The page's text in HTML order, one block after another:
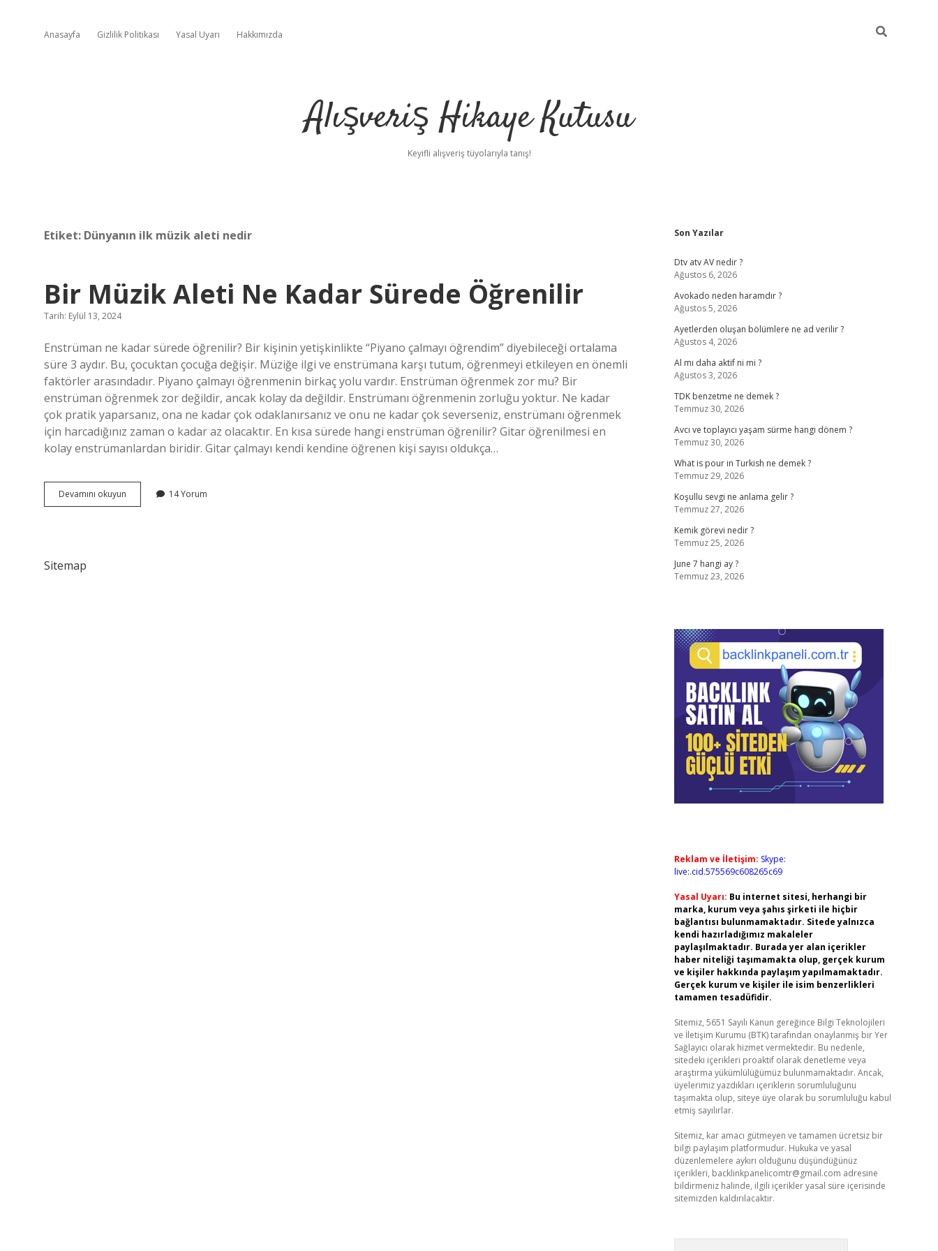
Anasayfa Gizlilik Politikası Yasal Uyarı Hakkımızda
Alışveriş Hikaye Kutusu
Keyifli alışveriş tüyolarıyla tanış!
Etiket: Dünyanın ilk müzik aleti nedir
Bir Müzik Aleti Ne Kadar Sürede Öğrenilir
Tarih: Eylül 13, 2024
Enstrüman ne kadar sürede öğrenilir? Bir kişinin yetişkinlikte “Piyano çalmayı öğrendim” diyebileceği ortalama
süre 3 aydır. Bu, çocuktan çocuğa değişir. Müziğe ilgi ve enstrümana karşı tutum, öğrenmeyi etkileyen en önemli
faktörler arasındadır. Piyano çalmayı öğrenmenin birkaç yolu vardır. Enstrüman öğrenmek zor mu? Bir
enstrüman öğrenmek zor değildir, ancak kolay da değildir. Enstrümanı öğrenmenin zorluğu yoktur. Ne kadar
çok pratik yaparsanız, ona ne kadar çok odaklanırsanız ve onu ne kadar çok severseniz, enstrümanı öğrenmek
için harcadığınız zaman o kadar az olacaktır. En kısa sürede hangi enstrüman öğrenilir? Gitar öğrenilmesi en
kolay enstrümanlardan biridir. Gitar çalmayı kendi kendine öğrenen kişi sayısı oldukça…
Devamını okuyun
Müzik
14 Yorum
Sitemap
Sidebar
Son Yazılar
Dtv atv AV nedir ?
Ağustos 6, 2026
Avokado neden haramdır ?
Ağustos 5, 2026
Ayetlerden oluşan bölümlere ne ad verilir ?
Ağustos 4, 2026
Al mı daha aktif ni mi ?
Ağustos 3, 2026
TDK benzetme ne demek ?
Temmuz 30, 2026
Avcı ve toplayıcı yaşam sürme hangi dönem ?
Temmuz 30, 2026
What is pour in Turkish ne demek ?
Temmuz 29, 2026
Koşullu sevgi ne anlama gelir ?
Temmuz 27, 2026
Kemik görevi nedir ?
Temmuz 25, 2026
June 7 hangi ay ?
Temmuz 23, 2026
Reklam ve İletişim: Skype:
live:.cid.575569c608265c69
Yasal Uyarı: Bu internet sitesi, herhangi bir
marka, kurum veya şahıs şirketi ile hiçbir
bağlantısı bulunmamaktadır. Sitede yalnızca
kendi hazırladığımız makaleler
paylaşılmaktadır. Burada yer alan içerikler
haber niteliği taşımamakta olup, gerçek kurum
ve kişiler hakkında paylaşım yapılmamaktadır.
Gerçek kurum ve kişiler ile isim benzerlikleri
tamamen tesadüfidir.
Sitemiz, 5651 Sayılı Kanun gereğince Bilgi Teknolojileri
ve İletişim Kurumu (BTK) tarafından onaylanmış bir Yer
Sağlayıcı olarak hizmet vermektedir. Bu nedenle,
sitedeki içerikleri proaktif olarak denetleme veya
araştırma yükümlülüğümüz bulunmamaktadır. Ancak,
üyelerimiz yazdıkları içeriklerin sorumluluğunu
taşımakta olup, siteye üye olarak bu sorumluluğu kabul
etmiş sayılırlar.
Sitemiz, kar amacı gütmeyen ve tamamen ücretsiz bir
bilgi paylaşım platformudur. Hukuka ve yasal
düzenlemelere aykırı olduğunu düşündüğünüz
içerikleri, backlinkpanelicomtr@gmail.com adresine
bildirmeniz halinde, ilgili içerikler yasal süre içerisinde
sitemizden kaldırılacaktır.